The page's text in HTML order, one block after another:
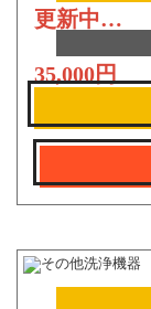
更新中…
35,000円